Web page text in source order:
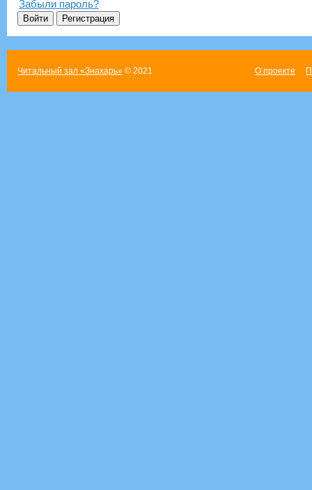
Забыли пароль?
Читальный зал «Знахарь»© 2021 О проекте